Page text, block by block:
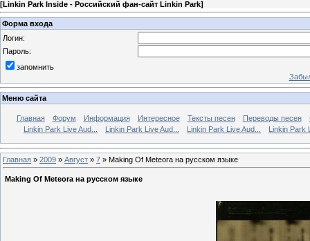
[Linkin Park Inside - Российский фан-сайт Linkin Park]
Форма входа
Логин:
Пароль:
запомнить
Меню сайта
Главная Форум Информация Интересное Тексты песен Переводы песен
Linkin Park Live Aud...
Linkin Park Live Aud... Linkin Park Live Aud... Linkin Park
Главная » 2009 » Август » 7 » Making Of Meteora на русском языке
Making Of Meteora на русском языке